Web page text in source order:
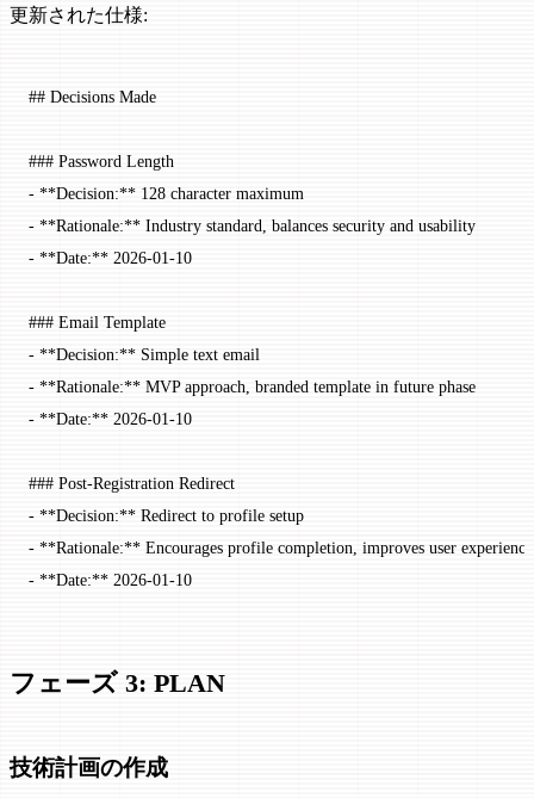
更新された仕様:
## Decisions Made
### Password Length
- **Decision:** 128 character maximum
- **Rationale:** Industry standard, balances security and usability
- **Date:** 2026-01-10
### Email Template
- **Decision:** Simple text email
- **Rationale:** MVP approach, branded template in future phase
- **Date:** 2026-01-10
### Post-Registration Redirect
- **Decision:** Redirect to profile setup
- **Rationale:** Encourages profile completion, improves user experience
- **Date:** 2026-01-10
フェーズ 3: PLAN
技術計画の作成